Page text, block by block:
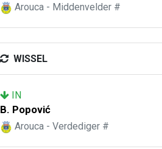
Arouca - Middenvelder #
WISSEL
IN
B. Popović
Arouca - Verdediger #